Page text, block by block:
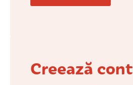
Creează cont